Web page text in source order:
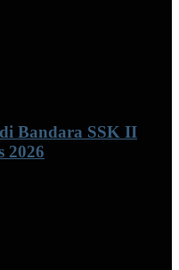
Bandara SSK II
2026